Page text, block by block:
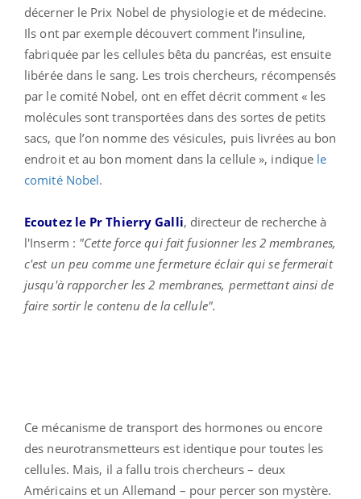
décerner le Prix Nobel de physiologie et de médecine.
Ils ont par exemple découvert comment l’insuline,
fabriquée par les cellules bêta du pancréas, est ensuite
libérée dans le sang. Les trois chercheurs, récompensés
par le comité Nobel, ont en effet décrit comment « les
molécules sont transportées dans des sortes de petits
sacs, que l’on nomme des vésicules, puis livrées au bon
endroit et au bon moment dans la cellule », indique le
comité Nobel.
Ecoutez le Pr Thierry Galli, directeur de recherche à
l'Inserm : "Cette force qui fait fusionner les 2 membranes,
c'est un peu comme une fermeture éclair qui se fermerait
jusqu'à rapporcher les 2 membranes, permettant ainsi de
faire sortir le contenu de la cellule".
Ce mécanisme de transport des hormones ou encore
des neurotransmetteurs est identique pour toutes les
cellules. Mais, il a fallu trois chercheurs – deux
Américains et un Allemand – pour percer son mystère.